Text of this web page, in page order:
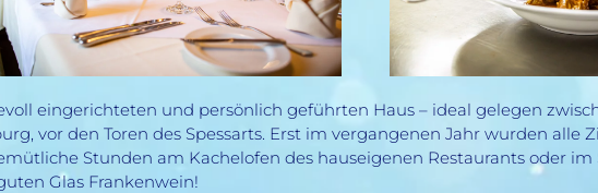
eingerichteten und persönlich geführten Haus – ideal gelegen
vor den Toren des Spessarts. Erst im vergangenen Jahr wurden alle
Stunden am Kachelofen des hauseigenen Restaurants oder
Glas Frankenwein!